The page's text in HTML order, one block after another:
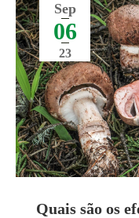
Sep
06
23
Quais são os